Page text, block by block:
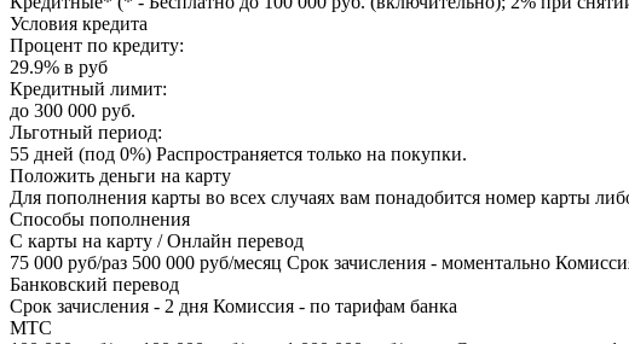
Условия кредита
Процент по кредиту:
29.9% в руб
Кредитный лимит:
до 300 000 руб.
Льготный период:
55 дней (под 0%) Распространяется только на покупки.
Положить деньги на карту
Для пополнения карты во всех случаях вам понадобится номер карты
Способы пополнения
С карты на карту / Онлайн перевод
75 000 руб/раз 500 000 руб/месяц Срок зачисления - моментально
Банковский перевод
Срок зачисления - 2 дня Комиссия - по тарифам банка
МТС